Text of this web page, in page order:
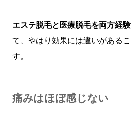
エステ脱毛と医療脱毛を両方経験
て、やはり効果には違いがある
す。
痛みはほぼ感じない